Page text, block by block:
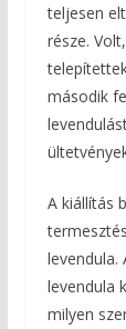
teljesen
része.
második
A kiállítás
levendula.
levendula
milyen